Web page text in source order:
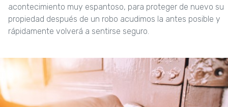
acontecimiento muy espantoso, para proteger de nuevo su
propiedad después de un robo acudimos la antes posible y
rápidamente volverá a sentirse seguro.